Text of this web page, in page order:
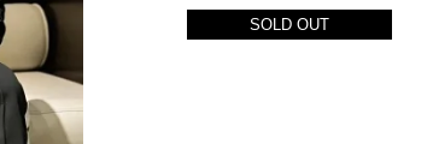
SOLD OUT